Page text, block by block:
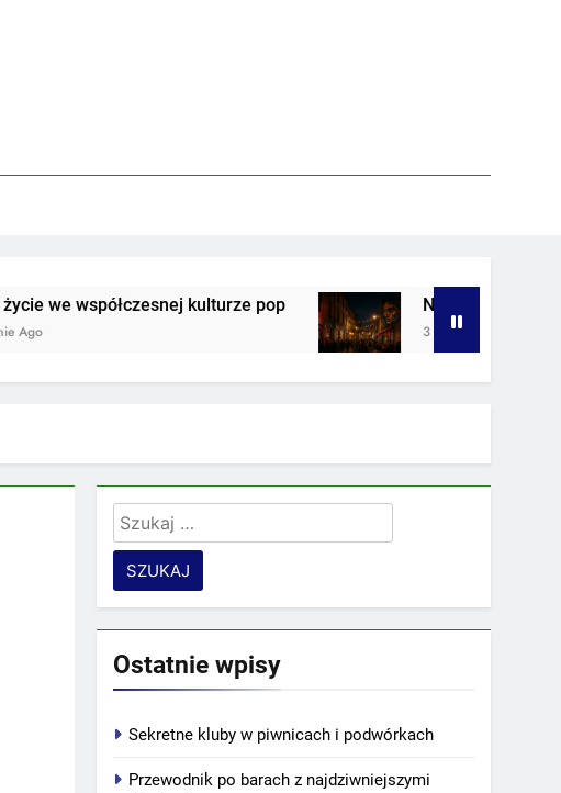
kulturze pop Nocne życie w strefie
3 Tygodnie Ago
Szukaj:
Ostatnie wpisy
Sekretne kluby w piwnicach i podwórkach
Przewodnik po barach z najdziwniejszymi